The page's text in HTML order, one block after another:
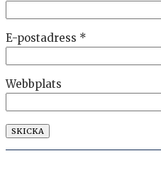
E-postadress *
Webbplats